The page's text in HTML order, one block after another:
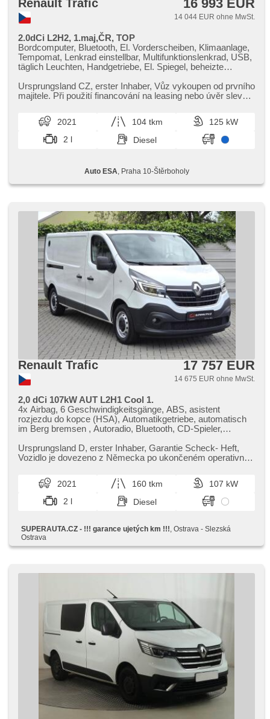
Renault Trafic 16 993 EUR
14 044 EUR ohne MwSt.
2.0dCi L2H2, 1.maj,ČR, TOP
Bordcomputer, Bluetooth, El. Vorderscheiben, Klimaanlage,
Tempomat, Lenkrad einstellbar, Multifunktionslenkrad, USB,
täglich Leuchten, Handgetriebe, El. Spiegel, beheizte
Funkfernbedienung, Elektronisches Stabilitätsprogramm
(ESP), Heck LED Leuchte, Vorderlichter LED, ABS,
senzory zadní, Beifahrerairbagdeaktivierung, Wegfahrsperre
Ursprungsland CZ,​ erster Inhaber,​ Vůz vykoupen od prvního
majitele. Při použití financování na leasing nebo úvěr sleva
2021 104 tkm
125 kW
2 l
Diesel
Auto ESA , Praha 10-Štěrboholy
Renault Trafic 17 757 EUR
14 675 EUR ohne MwSt.
2,0 dCi 107kW AUT L2H1 Cool 1.
4x Airbag, 6 Geschwindigkeitsgänge, ABS, asistent
rozjezdu do kopce (HSA), Automatikgetriebe, automatisch
im Berg bremsen , Autoradio, Bluetooth, CD-Spieler,
Zentralverriegelung, Beifahrerairbagdeaktivierung, täglich
Leuchten, digitální příjem rádia (DAB), dotykové ovládání
El. Spiegel, hands free, Wegfahrsperre, Klimaanlage, LED
adaptivní světlomety, LED denní svícení,
Nebelscheinwerfer, Multifunktionslenkrad, Lenkrad
einstellbar, Schaltflutlicht, Drehzahlmesser, Bordcomputer,
parkovací senzory zadní, erfüllt 'EURO VI', plnohodnotné
rezervní kolo, Längssitzvorschub, Positionssitze,
Servolenkung, Antriebsschlupfregelung (ASR), Vorderlichter
(ESP), Start-Stop System, starten per Taste, Tempomat,
Kopflehnen, höheneinstellbare Fahrersitz
Ursprungsland D,​ erster Inhaber,​ Garantie Scheck​- Heft,​
Vozidlo je dovezeno z Německa po ukončeném operativním
2021 160 tkm
107 kW
2 l
Diesel
SUPERAUTA.CZ - !!! garance ujetých km !!! , Ostrava - Slezská
Ostrava